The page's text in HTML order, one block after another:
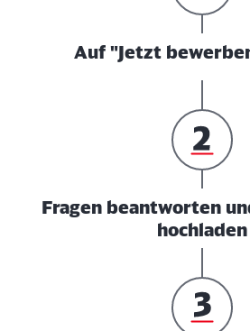
Auf "Jetzt
Fragen beantworten
hochladen